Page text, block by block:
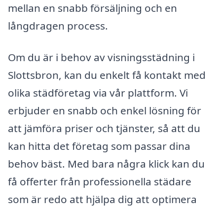
mellan en snabb försäljning och en
långdragen process.
Om du är i behov av visningsstädning i
Slottsbron, kan du enkelt få kontakt med
olika städföretag via vår plattform. Vi
erbjuder en snabb och enkel lösning för
att jämföra priser och tjänster, så att du
kan hitta det företag som passar dina
behov bäst. Med bara några klick kan du
få offerter från professionella städare
som är redo att hjälpa dig att optimera